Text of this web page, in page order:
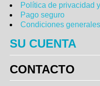
Política de privacidad
Pago seguro
Condiciones generales
SU CUENTA
CONTACTO